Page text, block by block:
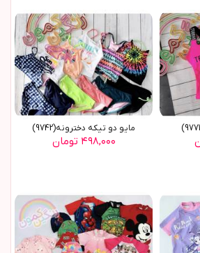
مایو دو تیکه دخترونه(9742)
۴۹۸,۰۰۰ تومان